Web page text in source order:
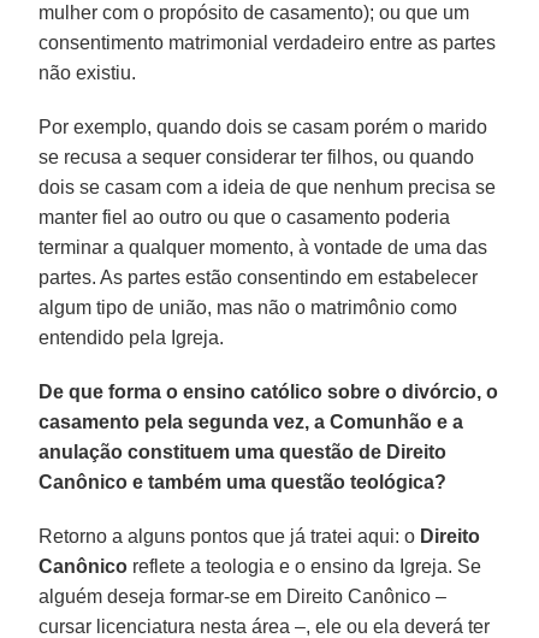
mulher com o propósito de casamento); ou que um
consentimento matrimonial verdadeiro entre as partes
não existiu.
Por exemplo, quando dois se casam porém o marido
se recusa a sequer considerar ter filhos, ou quando
dois se casam com a ideia de que nenhum precisa se
manter fiel ao outro ou que o casamento poderia
terminar a qualquer momento, à vontade de uma das
partes. As partes estão consentindo em estabelecer
algum tipo de união, mas não o matrimônio como
entendido pela Igreja.
De que forma o ensino católico sobre o divórcio, o
casamento pela segunda vez, a Comunhão e a
anulação constituem uma questão de Direito
Canônico e também uma questão teológica?
Retorno a alguns pontos que já tratei aqui: o Direito
Canônico reflete a teologia e o ensino da Igreja. Se
alguém deseja formar-se em Direito Canônico –
cursar licenciatura nesta área –, ele ou ela deverá ter